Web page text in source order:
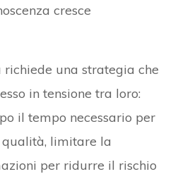
cresce
richiede una strategia che
in tensione tra loro:
il tempo necessario per
limitare la
per ridurre il rischio